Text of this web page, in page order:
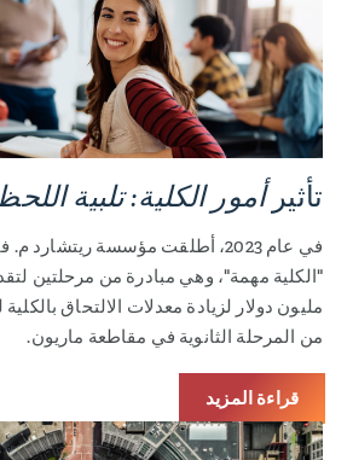
تأثيرأمور الكلية: تلبية
في عام 2023، أطلقت مؤسسة ريتشارد
مليون دولار لزيادة معدلات الالتحاق
من المرحلة الثانوية في مقاطعة ماريون.
قراءة المزيد